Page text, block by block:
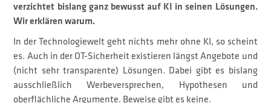
verzichtet bislang ganz bewusst auf KI in seinen Lösungen.
Wir erklären warum.
In der Technologiewelt geht nichts mehr ohne KI, so scheint
es. Auch in der OT-Sicherheit existieren längst Angebote und
(nicht sehr transparente) Lösungen. Dabei gibt es bislang
ausschließlich Werbeversprechen, Hypothesen und
oberflächliche Argumente. Beweise gibt es keine.